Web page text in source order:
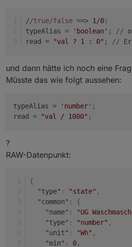
//true/false ==> 1 /0:
typeAlias =
'boolean' ; //
read =
"val ? 1 : 0" ; //
und dann hätte ich noch eine
Müsste das wie folgt aussehen:
typeAlias = 'number' ;
read
= "val / 1000" ;
?
RAW-Datenpunkt:
{
"type" : "state" ,
"common" :
{
"name" :
"UG
"type" : "number" ,
"unit" : "Wh" ,
"min" : 0,